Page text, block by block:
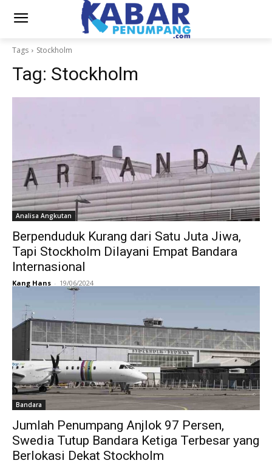
Tags Stockholm
Tag: Stockholm
Analisa Angkutan
Berpenduduk Kurang dari Satu Juta Jiwa,
Tapi Stockholm Dilayani Empat Bandara
Internasional
Kang Hans - 19/06/2024
Bandara
Jumlah Penumpang Anjlok 97 Persen,
Swedia Tutup Bandara Ketiga Terbesar yang
Berlokasi Dekat Stockholm